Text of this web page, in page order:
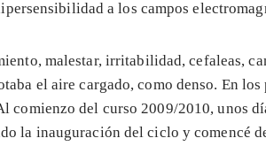
a los campos
malestar, irritabilidad, cefaleas,
el aire cargado, como denso. En los
comienzo del curso 2009/2010, unos
la inauguración del ciclo y comencé